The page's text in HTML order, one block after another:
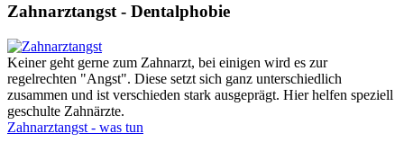
Zahnarztangst - Dentalphobie
Keiner geht gerne zum Zahnarzt, bei einigen wird es zur
regelrechten "Angst". Diese setzt sich ganz unterschiedlich
zusammen und ist verschieden stark ausgeprägt. Hier helfen speziell
geschulte Zahnärzte.
Zahnarztangst - was tun